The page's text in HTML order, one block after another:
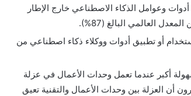
في السعودية (77%) أن استخدام أدوات وعوامل الذكاء الاصطناعي خارج الإطار
العالمي البالغ (87%).
حيث أفاد 65% منهم برصد استخدام أو تطبيق أدوات ووكلاء ذكاء اصطناعي من
أكبر عندما تعمل وحدات الأعمال في عزلة
أن غالبية مسؤولي التقنية في المملكة (70%) يرون أن العزلة بين وحدات الأعمال والتقنية تعيق